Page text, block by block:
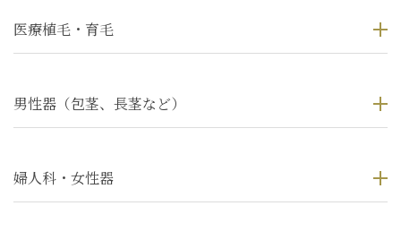
医療植毛・育毛
男性器（包茎、長茎など）
婦人科・女性器